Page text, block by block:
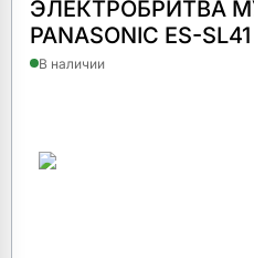
ЭЛЕКТРОБРИТВА
PANASONIC ES-
В наличии